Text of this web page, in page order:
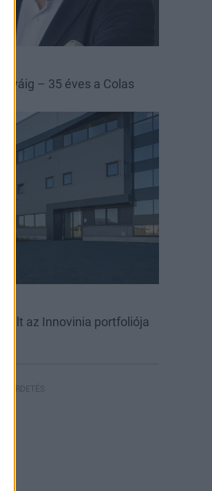
– 35 éves a Colas
az Innovinia portfoliója
HIRDETÉS